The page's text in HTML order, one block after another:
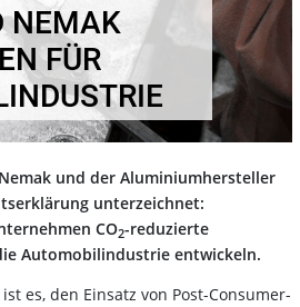
NEMAK
FÜR
und der Aluminiumhersteller
unterzeichnet:
CO2-reduzierte
Automobilindustrie entwickeln.
es, den Einsatz von Post-Consumer-